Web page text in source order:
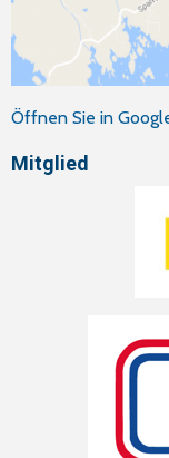
Öffnen Sie in
Mitglied